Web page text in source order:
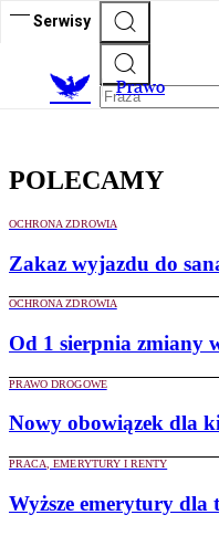
Serwisy
Prawo
POLECAMY
OCHRONA ZDROWIA
Zakaz wyjazdu do
OCHRONA ZDROWIA
Od 1 sierpnia zmiany
PRAWO DROGOWE
Nowy obowiązek dla
PRACA, EMERYTURY I RENTY
Wyższe emerytury dla